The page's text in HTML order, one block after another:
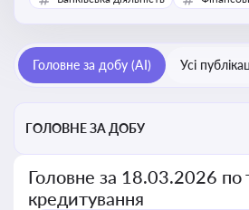
Головне за добу (AI) Усі
ГОЛОВНЕ ЗА ДОБУ
Головне за 18.03.2026 по
кредитування